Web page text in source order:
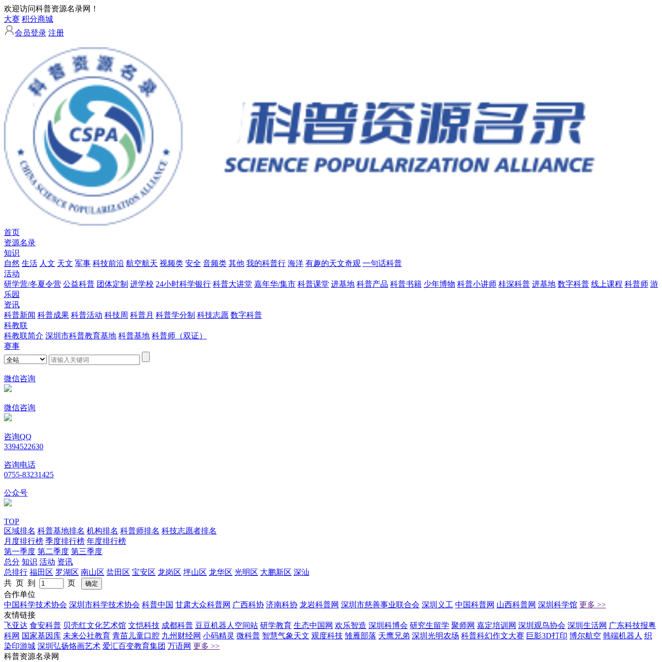
欢迎访问科普资源名录网！
大赛 积分商城
会员登录 注册
首页
资源名录
知识
自然 生活 人文 天文 军事 科技前沿 航空航天 视频类 安全 音频类 其他 我的科普行 海洋 有趣的天文奇观 一句话科普
活动
研学营/冬夏令营 公益科普 团体定制 进学校 24小时科学银行 科普大讲堂 嘉年华/集市 科普课堂 进基地 科普产品 科普书籍 少年博物 科普小讲师 桂深科普 进基地 数字科普 线上课程 科普师 游
乐园
资讯
科普新闻 科普成果 科普活动 科技周 科普月 科普学分制 科技志愿 数字科普
科教联
科教联简介 深圳市科普教育基地 科普基地 科普师（双证）
赛事
微信咨询
微信咨询
咨询QQ
3394522630
咨询电话
0755-83231425
公众号
TOP
区域排名 科普基地排名 机构排名 科普师排名 科技志愿者排名
月度排行榜 季度排行榜 年度排行榜
第一季度 第二季度 第三季度
总分 知识 活动 资讯
总排行 福田区 罗湖区 南山区 盐田区 宝安区 龙岗区 坪山区 龙华区 光明区 大鹏新区 深汕
共 页 到
页
合作单位
中国科学技术协会 深圳市科学技术协会 科普中国 甘肃大众科普网 广西科协 济南科协 龙岩科普网 深圳市慈善事业联合会 深圳义工 中国科普网 山西科普网 深圳科学馆 更多 >>
友情链接
飞亚达 食安科普 贝壳红文化艺术馆 文恺科技 成都科普 豆豆机器人空间站 研学教育 生态中国网 欢乐智造 深圳科博会 研究生留学 聚师网 嘉定培训网 深圳观鸟协会 深圳生活网 广东科技报粤
科网 国家基因库 未来公社教育 青苗儿童口腔 九州财经网 小码精灵 微科普 智慧气象天文 观度科技 雏雁部落 天鹰兄弟 深圳光明农场 科普科幻作文大赛 巨影3D打印 博尔航空 韩端机器人 织
染印游城 深圳弘扬烙画艺术 爱汇百变教育集团 万语网 更多 >>
科普资源名录网